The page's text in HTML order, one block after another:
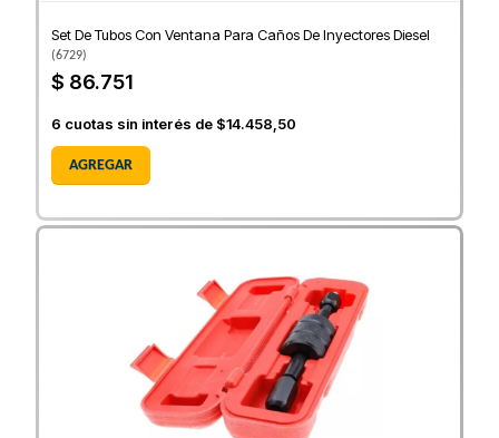
Set De Tubos Con Ventana Para Caños De Inyectores Diesel
(6729)
$ 86.751
6 cuotas sin interés de $14.458,50
AGREGAR